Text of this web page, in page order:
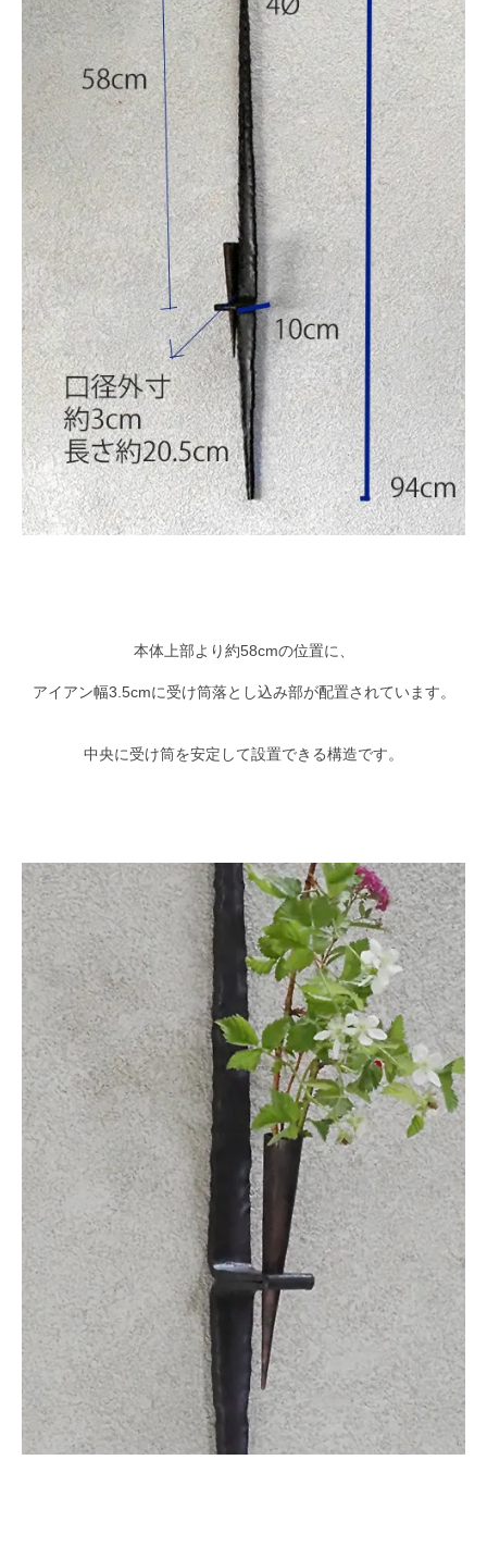
本体上部より約58cmの位置に、
アイアン幅3.5cmに受け筒落とし込み部が配置されています。
中央に受け筒を安定して設置できる構造です。